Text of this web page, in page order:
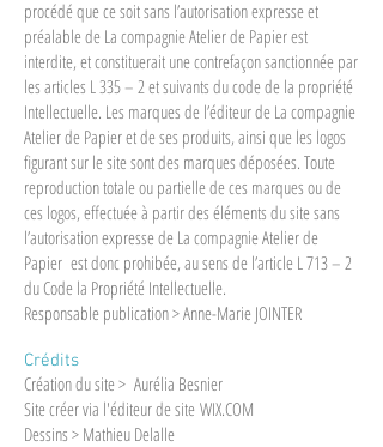
procédé que ce soit sans l’autorisation expresse et
préalable de La compagnie Atelier de Papier est
interdite, et constituerait une contrefaçon sanctionnée par
les articles L 335 – 2 et suivants du code de la propriété
Intellectuelle. Les marques de l’éditeur de La compagnie
Atelier de Papier et de ses produits, ainsi que les logos
figurant sur le site sont des marques déposées. Toute
reproduction totale ou partielle de ces marques ou de
ces logos, effectuée à partir des éléments du site sans
l’autorisation expresse de La compagnie Atelier de
Papier est donc prohibée, au sens de l’article L 713 – 2
du Code la Propriété Intellectuelle.
Responsable publication > Anne-Marie JOINTER
Crédits
Création du site > Aurélia Besnier
Site créer via l'éditeur de site WIX.COM
Dessins > Mathieu Delalle